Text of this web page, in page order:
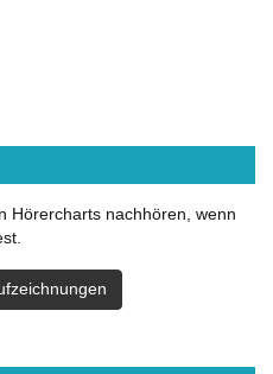
Hörercharts nachhören, wenn